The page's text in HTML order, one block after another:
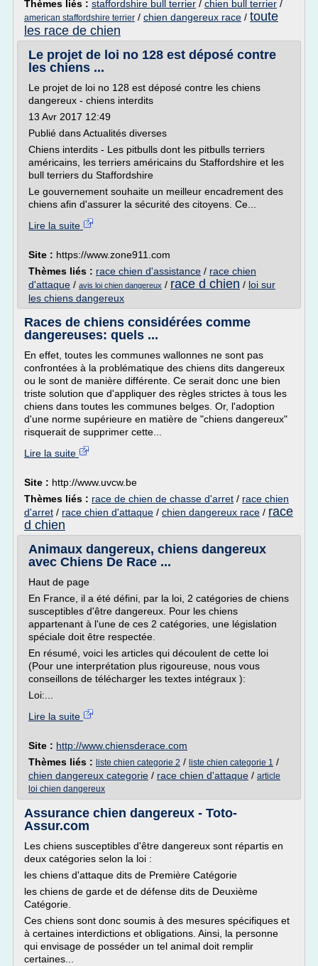
Thèmes liés : staffordshire bull terrier / chien bull terrier /
american staffordshire terrier / chien dangereux race / toute
les race de chien
Le projet de loi no 128 est déposé contre
les chiens ...
Le projet de loi no 128 est déposé contre les chiens
dangereux - chiens interdits
13 Avr 2017 12:49
Publié dans Actualités diverses
Chiens interdits - Les pitbulls dont les pitbulls terriers
américains, les terriers américains du Staffordshire et les
bull terriers du Staffordshire
Le gouvernement souhaite un meilleur encadrement des
chiens afin d'assurer la sécurité des citoyens. Ce...
Lire la suite
Site : https://www.zone911.com
Thèmes liés : race chien d'assistance / race chien
d'attaque / avis loi chien dangereux / race d chien / loi sur
les chiens dangereux
Races de chiens considérées comme
dangereuses: quels ...
En effet, toutes les communes wallonnes ne sont pas
confrontées à la problématique des chiens dits dangereux
ou le sont de manière différente. Ce serait donc une bien
triste solution que d'appliquer des règles strictes à tous les
chiens dans toutes les communes belges. Or, l'adoption
d'une norme supérieure en matière de "chiens dangereux"
risquerait de supprimer cette...
Lire la suite
Site : http://www.uvcw.be
Thèmes liés : race de chien de chasse d'arret / race chien
d'arret / race chien d'attaque / chien dangereux race / race
d chien
Animaux dangereux, chiens dangereux
avec Chiens De Race ...
Haut de page
En France, il a été défini, par la loi, 2 catégories de chiens
susceptibles d'être dangereux. Pour les chiens
appartenant à l'une de ces 2 catégories, une législation
spéciale doit être respectée.
En résumé, voici les articles qui découlent de cette loi
(Pour une interprétation plus rigoureuse, nous vous
conseillons de télécharger les textes intégraux ):
Loi:...
Lire la suite
Site : http://www.chiensderace.com
Thèmes liés : liste chien categorie 2 / liste chien categorie 1 /
chien dangereux categorie / race chien d'attaque / article
loi chien dangereux
Assurance chien dangereux - Toto-
Assur.com
Les chiens susceptibles d'être dangereux sont répartis en
deux catégories selon la loi :
les chiens d'attaque dits de Première Catégorie
les chiens de garde et de défense dits de Deuxième
Catégorie.
Ces chiens sont donc soumis à des mesures spécifiques et
à certaines interdictions et obligations. Ainsi, la personne
qui envisage de posséder un tel animal doit remplir
certaines...